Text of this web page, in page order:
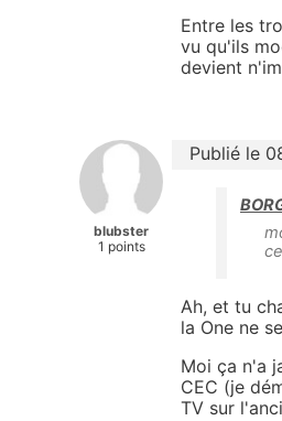
Entre les
vu qu'ils
devient
blubster
1 points
Publié le
Ah, et tu
la One ne
Moi ça n'a
CEC (je
TV sur